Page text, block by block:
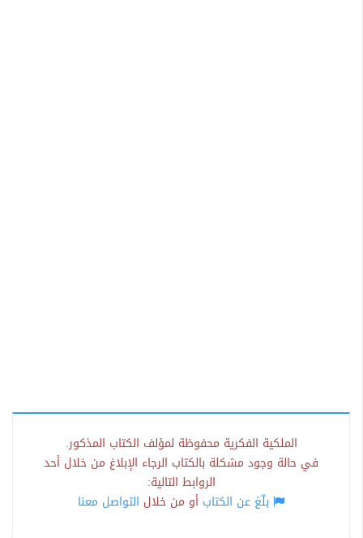
الملكية الفكرية محفوظة لمؤلف الكتاب المذكور.
في حالة وجود مشكلة بالكتاب الرجاء الإبلاغ من خلال أحد
الروابط التالية:
بلّغ عن الكتاب أو من خلال التواصل معنا